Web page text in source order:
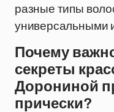
разные типы
универсальными
Почему
секреты
Дорониной
прически?